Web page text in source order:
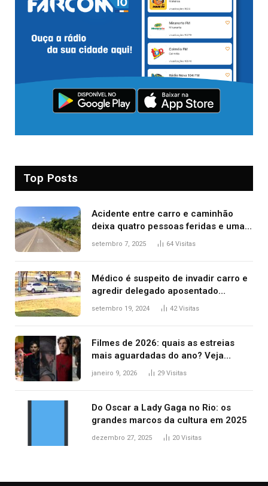
Top Posts
Acidente entre carro e caminhão
deixa quatro pessoas feridas e uma
mulher morta na TO-070
setembro 7, 2025 64 Visitas
Médico é suspeito de invadir carro e
agredir delegado aposentado
durante confusão no trânsito
setembro 19, 2024 42Visitas
Filmes de 2026: quais as estreias
mais aguardadas do ano? Veja
principais lançamentos do cinema
janeiro 9, 2026 29 Visitas
Do Oscar a Lady Gaga no Rio: os
grandes marcos da cultura em 2025
dezembro 27, 2025 20 Visitas